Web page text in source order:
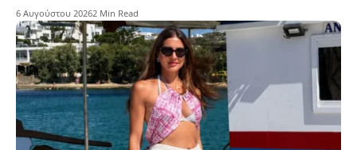
6 Αυγούστου 20262 Min Read